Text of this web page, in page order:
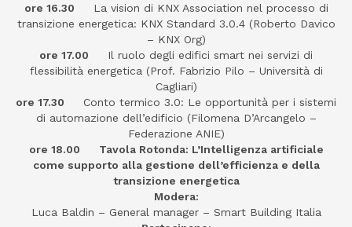
ore 16.30 La vision di KNX Association nel processo di
transizione energetica: KNX Standard 3.0.4 (Roberto Davico
– KNX Org)
ore 17.00 Il ruolo degli edifici smart nei servizi di
flessibilità energetica (Prof. Fabrizio Pilo – Università di
Cagliari)
ore 17.30 Conto termico 3.0: Le opportunità per i sistemi
di automazione dell’edificio (Filomena D’Arcangelo –
Federazione ANIE)
ore 18.00 Tavola Rotonda: L’Intelligenza artificiale
come supporto alla gestione dell’efficienza e della
transizione energetica
Modera:
Luca Baldin – General manager – Smart Building Italia